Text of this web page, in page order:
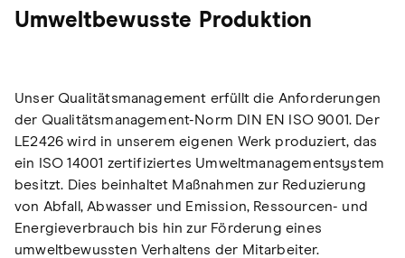
Umweltbewusste Produktion
Unser Qualitätsmanagement erfüllt die Anforderungen
der Qualitätsmanagement-Norm DIN EN ISO 9001. Der
LE2426 wird in unserem eigenen Werk produziert, das
ein ISO 14001 zertifiziertes Umweltmanagementsystem
besitzt. Dies beinhaltet Maßnahmen zur Reduzierung
von Abfall, Abwasser und Emission, Ressourcen- und
Energieverbrauch bis hin zur Förderung eines
umweltbewussten Verhaltens der Mitarbeiter.